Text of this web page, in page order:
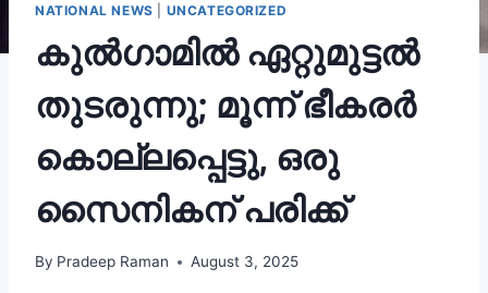
NATIONAL NEWS UNCATEGORIZED
കുൽഗാമിൽ ഏറ്റുമുട്ടൽ
തുടരുന്നു; മൂന്ന് ഭീകരർ
കൊല്ലപ്പെട്ടു, ഒരു
സൈനികന് പരിക്ക്
By Pradeep Raman August 3, 2025